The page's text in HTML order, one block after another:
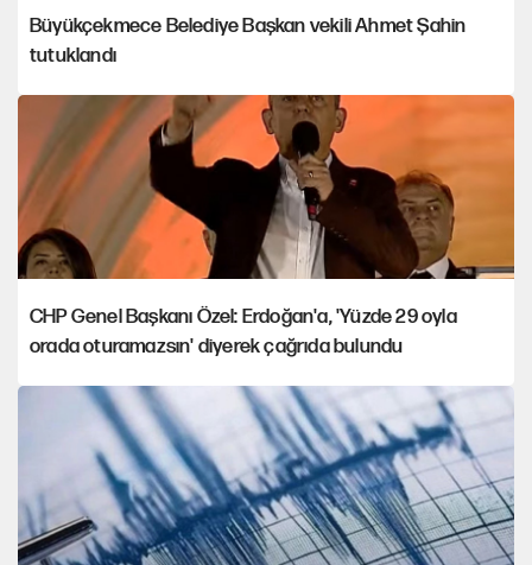
Büyükçekmece Belediye Başkan vekili Ahmet Şahin
tutuklandı
CHP Genel Başkanı Özel: Erdoğan'a, 'Yüzde 29 oyla
orada oturamazsın' diyerek çağrıda bulundu